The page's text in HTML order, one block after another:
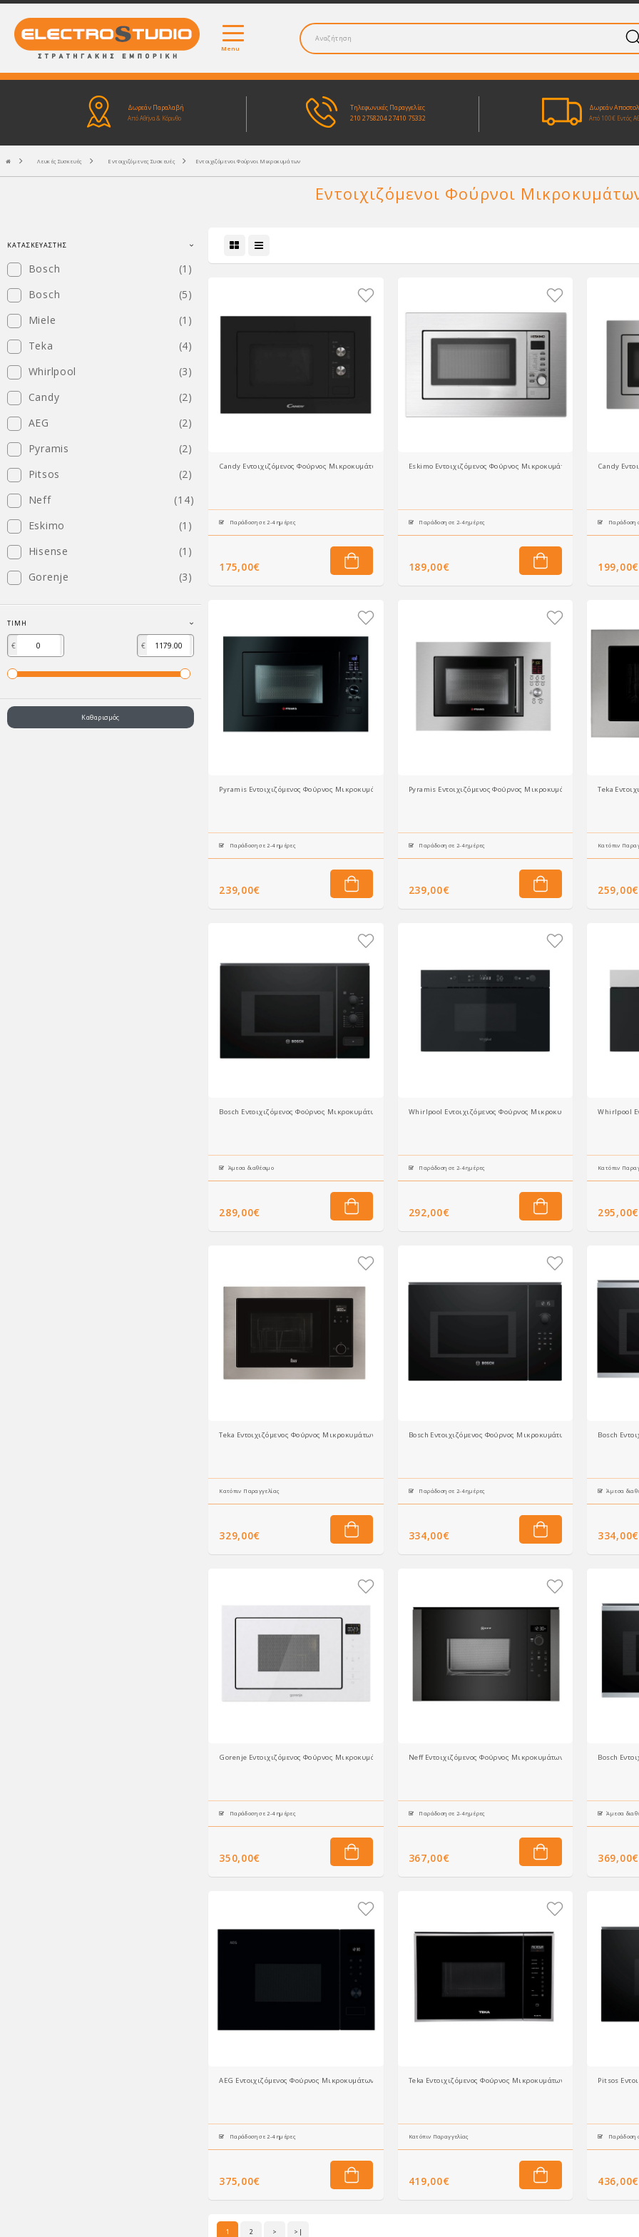
Menu
Δωρεάν Παραλαβή
Από Αθήνα & Κόρινθο
Τηλεφωνικές Παραγγελίες
210 275820427410 75332
Δωρεάν
Από 100€ Εντός
Λευκές Συσκευές Εντοιχιζόμενες Συσκευές Εντοιχιζόμενοι Φούρνοι Μικροκυμάτων
Εντοιχιζόμενοι Φούρνοι
ΚΑΤΑΣΚΕΥΑΣΤΉΣ
Bosch
(1)
Bosch
(5)
Miele
(1)
Teka
(4)
Whirlpool
(3)
Candy
(2)
AEG
(2)
Pyramis
(2)
Pitsos
(2)
Neff
(14)
Eskimo
(1)
Hisense
(1)
Gorenje
(3)
ΤΙΜΉ
€ €
Καθαρισμός
Candy Εντοιχιζόμενος Φούρνος Μικροκυμάτων MIS1730B 17lt Μαύρος
Παράδοση σε 2-4 ημέρες
175,00€
Eskimo Εντοιχιζόμενος Φούρνος Μικροκυμάτων ES MWOBI25DG
Παράδοση σε 2-4 ημέρες
189,00€
Candy
Παράδοση
199,00€
Pyramis Εντοιχιζόμενος Φούρνος Μικροκυμάτων 30 Black (034011401) 23lt
Παράδοση σε 2-4 ημέρες
239,00€
Pyramis Εντοιχιζόμενος Φούρνος Μικροκυμάτων 30 Inox
Παράδοση σε 2-4 ημέρες
239,00€
Teka
Κατόπιν
259,00€
Bosch Εντοιχιζόμενος Φούρνος Μικροκυμάτων BFL520MBO 20Lt
Άμεσα διαθέσιμο
289,00€
Whirlpool Εντοιχιζόμενος Φούρνος Μικροκυμάτων MBNA900B
Παράδοση σε 2-4 ημέρες
292,00€
Whirlpool
Κατόπιν
295,00€
Teka Εντοιχιζόμενος Φούρνος Μικροκυμάτων MS 620 BIS
Κατόπιν Παραγγελίας
329,00€
Bosch Εντοιχιζόμενος Φούρνος Μικροκυμάτων BFL554MB0 25lt
Παράδοση σε 2-4 ημέρες
334,00€
Bosch
Άμεσα
334,00€
Gorenje Εντοιχιζόμενος Φούρνος Μικροκυμάτων BM251SG2WG (738324) 25lt Λευκός
Παράδοση σε 2-4 ημέρες
350,00€
Neff Εντοιχιζόμενος Φούρνος Μικροκυμάτων HLAWD23G0 (20lt)
Παράδοση σε 2-4 ημέρες
367,00€
Bosch
Άμεσα
369,00€
AEG Εντοιχιζόμενος Φούρνος Μικροκυμάτων OS5MG20EB 19Lt Μαύρος
Παράδοση σε 2-4 ημέρες
375,00€
Teka Εντοιχιζόμενος Φούρνος Μικροκυμάτων ML 825 TFL
Κατόπιν Παραγγελίας
419,00€
Pitsos
Παράδοση
436,00€
1 2 > >|